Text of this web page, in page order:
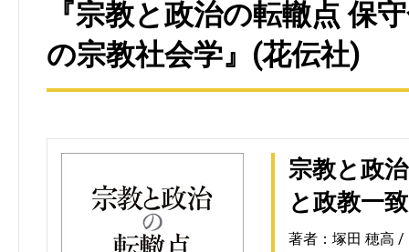
『宗教と政治の転轍点 保
の宗教社会学』(花伝社)
宗教と政
と政教一
著者：塚田 穂高